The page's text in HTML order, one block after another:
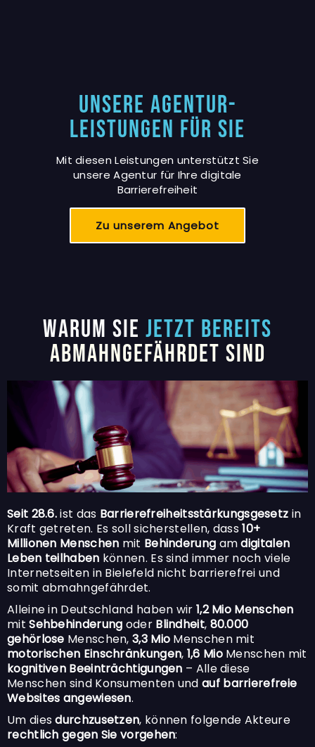
Unsere Agentur-
Leistungen für Sie
Mit diesen Leistungen unterstützt Sie
unsere Agentur für Ihre digitale
Barrierefreiheit
Zu unserem Angebot
Warum Sie JETZT BEREITS
ABMAHNGEFÄHRDET SIND
Seit 28.6.ist das Barrierefreiheitsstärkungsgesetz in
Kraft getreten. Es soll sicherstellen, dass10+
Millionen Menschen mit Behinderung amdigitalen
Leben teilhaben können. Es sind immer noch viele
Internetseiten in Bielefeld nicht barrierefrei und
somit abmahngefährdet.
Alleine in Deutschland haben wir 1,2 Mio Menschen
mitSehbehinderung oder Blindheit, 80.000
gehörlose Menschen,3,3 Mio Menschen mit
motorischen Einschränkungen, 1,6 MioMenschen mit
kognitiven Beeinträchtigungen – Alle diese
Menschen sind Konsumenten undauf barrierefreie
Websites angewiesen.
Um diesdurchzusetzen, können folgende Akteure
rechtlich gegen Sie vorgehen: